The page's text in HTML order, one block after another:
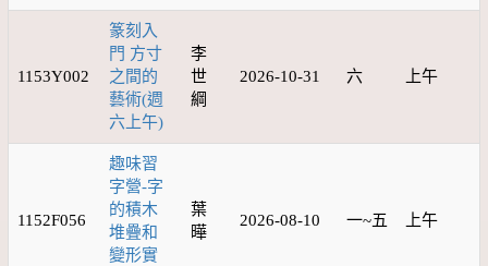
1153Y002
篆刻入
門 方寸
之間的
藝術(週
六上午)
李
世
綱
2026-10-31 六 上午
1152F056
趣味習
字營-字
的積木
堆疊和
變形實
葉
曄
2026-08-10 一~五 上午